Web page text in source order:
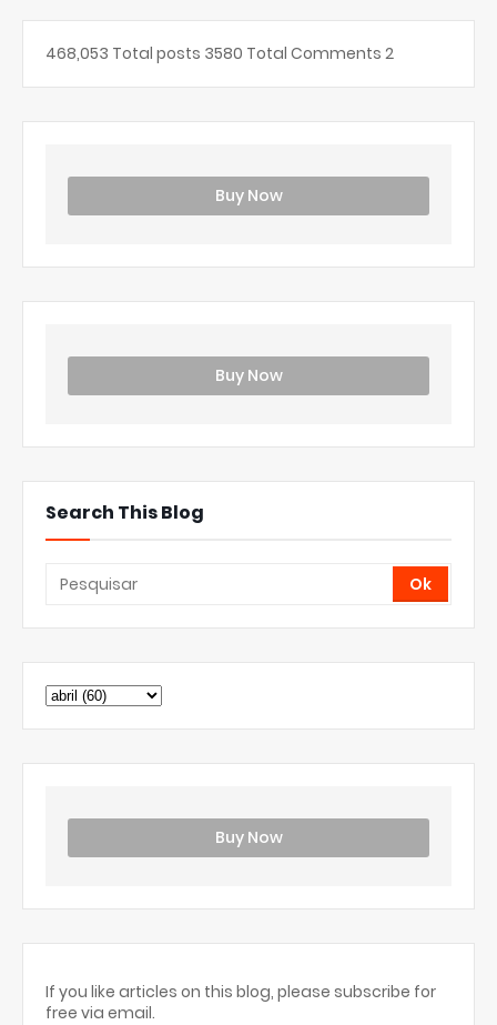
468,053 Total posts 3580 Total Comments 2
Buy Now
Buy Now
Search This Blog
Buy Now
If you like articles on this blog, please subscribe for
free via email.